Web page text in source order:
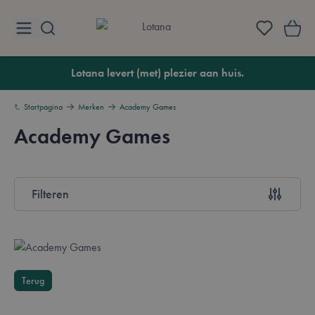
Lotana
Lotana levert (met) plezier aan huis.
Startpagina Merken Academy Games
Academy Games
Filteren
Terug